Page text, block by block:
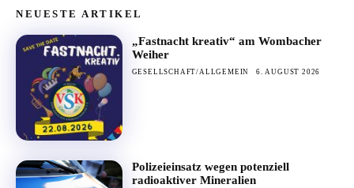
NEUESTE ARTIKEL
„Fastnacht kreativ“ am Wombacher
Weiher
GESELLSCHAFT/ALLGEMEIN 6. AUGUST 2026
Polizeieinsatz wegen potenziell
radioaktiver Mineralien